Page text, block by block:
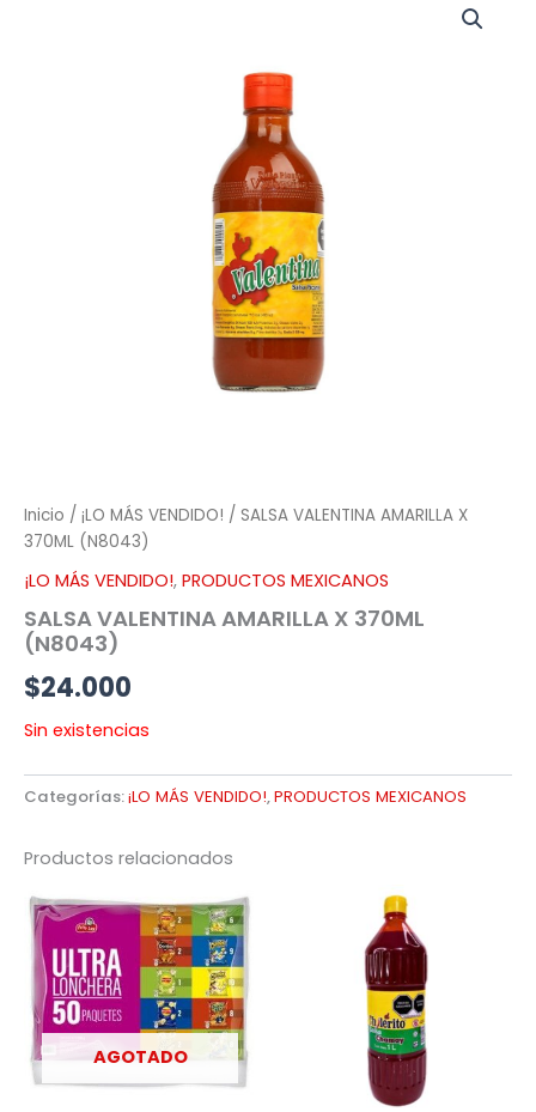
Inicio / ¡LO MÁS VENDIDO! / SALSA VALENTINA AMARILLA X
370ML (N8043)
¡LO MÁS VENDIDO!, PRODUCTOS MEXICANOS
SALSA VALENTINA AMARILLA X 370ML
(N8043)
$24.000
Sin existencias
Categorías:¡LO MÁS VENDIDO!,PRODUCTOS MEXICANOS
Productos relacionados
AGOTADO